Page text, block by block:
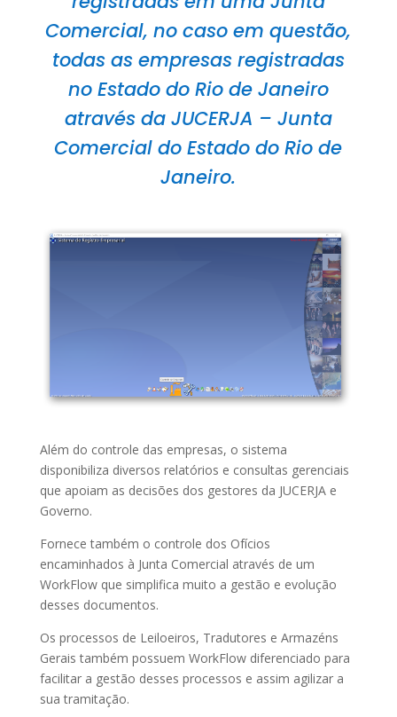
Comercial, no caso em questão,
todas as empresas registradas
no Estado do Rio de Janeiro
através da JUCERJA – Junta
Comercial do Estado do Rio de
Janeiro.
Além do controle das empresas, o sistema
disponibiliza diversos relatórios e consultas gerenciais
que apoiam as decisões dos gestores da JUCERJA e
Governo.
Fornece também o controle dos Ofícios
encaminhados à Junta Comercial através de um
WorkFlow que simplifica muito a gestão e evolução
desses documentos.
Os processos de Leiloeiros, Tradutores e Armazéns
Gerais também possuem WorkFlow diferenciado para
facilitar a gestão desses processos e assim agilizar a
sua tramitação.